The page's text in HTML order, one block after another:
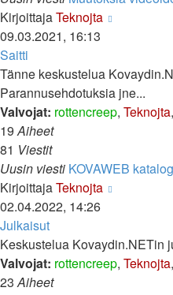
KirjoittajaTeknojta
09.03.2021, 16:13
Saitti
Tänne keskustelua
Parannusehdotuksia jne...
Valvojat: rottencreep, Teknojta,
19Aiheet
81 Viestit
Uusin viesti KOVAWEB
KirjoittajaTeknojta
02.04.2022, 14:26
Julkaisut
Keskustelua Kovaydin.NETin
Valvojat: rottencreep, Teknojta,
23Aiheet